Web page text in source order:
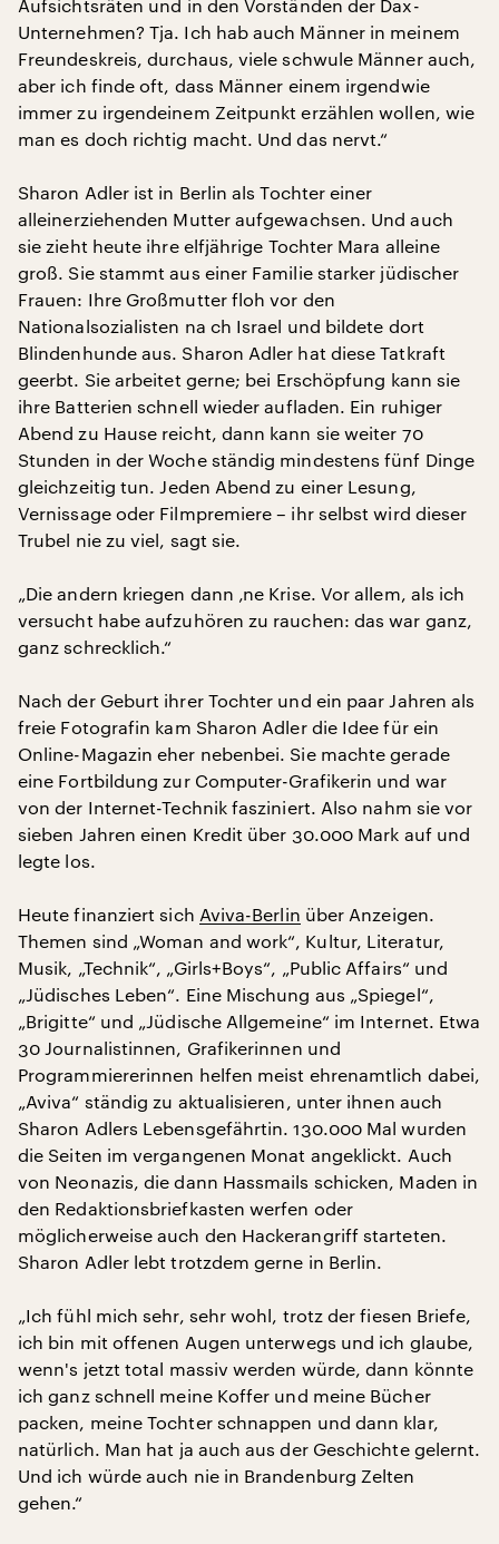
Aufsichtsräten und in den Vorständen der Dax-
Unternehmen? Tja. Ich hab auch Männer in meinem
Freundeskreis, durchaus, viele schwule Männer auch,
aber ich finde oft, dass Männer einem irgendwie
immer zu irgendeinem Zeitpunkt erzählen wollen, wie
man es doch richtig macht. Und das nervt.“
Sharon Adler ist in Berlin als Tochter einer
alleinerziehenden Mutter aufgewachsen. Und auch
sie zieht heute ihre elfjährige Tochter Mara alleine
groß. Sie stammt aus einer Familie starker jüdischer
Frauen: Ihre Großmutter floh vor den
Nationalsozialisten na ch Israel und bildete dort
Blindenhunde aus. Sharon Adler hat diese Tatkraft
geerbt. Sie arbeitet gerne; bei Erschöpfung kann sie
ihre Batterien schnell wieder aufladen. Ein ruhiger
Abend zu Hause reicht, dann kann sie weiter 70
Stunden in der Woche ständig mindestens fünf Dinge
gleichzeitig tun. Jeden Abend zu einer Lesung,
Vernissage oder Filmpremiere – ihr selbst wird dieser
Trubel nie zu viel, sagt sie.
„Die andern kriegen dann ‚ne Krise. Vor allem, als ich
versucht habe aufzuhören zu rauchen: das war ganz,
ganz schrecklich.“
Nach der Geburt ihrer Tochter und ein paar Jahren als
freie Fotografin kam Sharon Adler die Idee für ein
Online-Magazin eher nebenbei. Sie machte gerade
eine Fortbildung zur Computer-Grafikerin und war
von der Internet-Technik fasziniert. Also nahm sie vor
sieben Jahren einen Kredit über 30.000 Mark auf und
legte los.
Heute finanziert sich Aviva-Berlin über Anzeigen.
Themen sind „Woman and work“, Kultur, Literatur,
Musik, „Technik“, „Girls+Boys“, „Public Affairs“ und
„Jüdisches Leben“. Eine Mischung aus „Spiegel“,
„Brigitte“ und „Jüdische Allgemeine“ im Internet. Etwa
30 Journalistinnen, Grafikerinnen und
Programmiererinnen helfen meist ehrenamtlich dabei,
„Aviva“ ständig zu aktualisieren, unter ihnen auch
Sharon Adlers Lebensgefährtin. 130.000 Mal wurden
die Seiten im vergangenen Monat angeklickt. Auch
von Neonazis, die dann Hassmails schicken, Maden in
den Redaktionsbriefkasten werfen oder
möglicherweise auch den Hackerangriff starteten.
Sharon Adler lebt trotzdem gerne in Berlin.
„Ich fühl mich sehr, sehr wohl, trotz der fiesen Briefe,
ich bin mit offenen Augen unterwegs und ich glaube,
wenn's jetzt total massiv werden würde, dann könnte
ich ganz schnell meine Koffer und meine Bücher
packen, meine Tochter schnappen und dann klar,
natürlich. Man hat ja auch aus der Geschichte gelernt.
Und ich würde auch nie in Brandenburg Zelten
gehen.“